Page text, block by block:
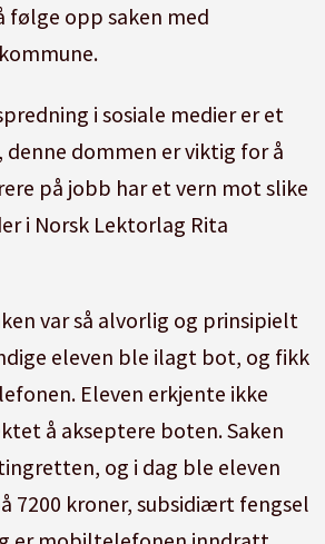
følge opp saken med
i sosiale medier er et
dommen er viktig for å
på jobb har et vern mot slike
i Norsk Lektorlag Rita
var så alvorlig og prinsipielt
eleven ble ilagt bot, og fikk
Eleven erkjente ikke
å akseptere boten. Saken
og i dag ble eleven
7200 kroner, subsidiært fengsel